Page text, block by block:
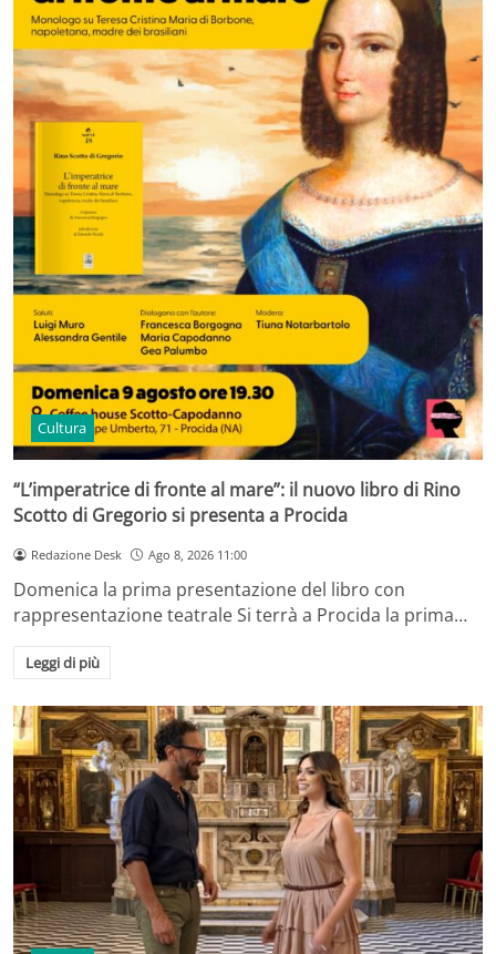
Cultura
“L’imperatrice di fronte al mare”: il nuovo libro di Rino
Scotto di Gregorio si presenta a Procida
Redazione Desk Ago 8, 2026 11:00
Domenica la prima presentazione del libro con
rappresentazione teatrale Si terrà a Procida la prima…
Leggi di più